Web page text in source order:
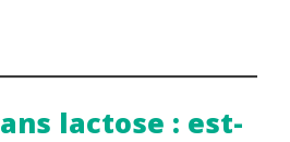
lactose : est-